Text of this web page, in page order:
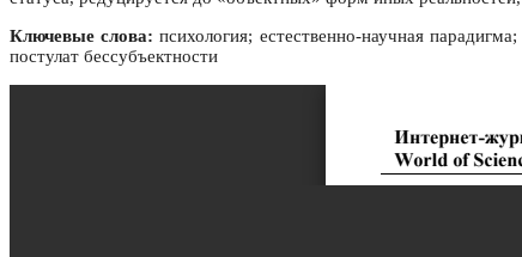
Ключевые слова: психология; естественно-научная
постулат бессубъектности